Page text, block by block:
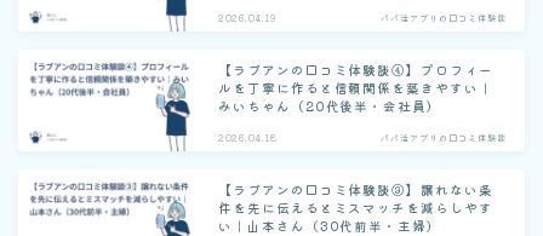
2026.04.19 パパ活アプリの口コミ体験談
【ラブアンの口コミ体験談④】プロフィー
ルを丁寧に作ると信頼関係を築きやすい｜
みいちゃん（20代後半・会社員）
2026.04.18 パパ活アプリの口コミ体験談
【ラブアンの口コミ体験談③】譲れない条
件を先に伝えるとミスマッチを減らしやす
い｜山本さん（30代前半・主婦）